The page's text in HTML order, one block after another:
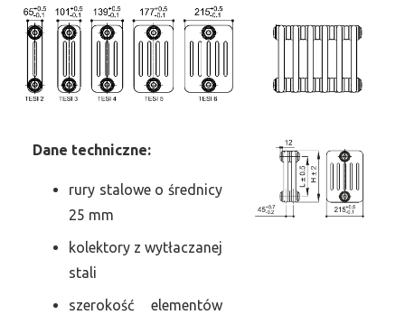
2969
Dane techniczne:
rury stalowe o średnicy
25 mm
kolektory z wytłaczanej
stali
szerokość elementów